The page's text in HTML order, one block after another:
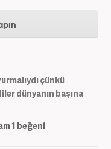
çünkü
dünyanın başına
1 beğeni